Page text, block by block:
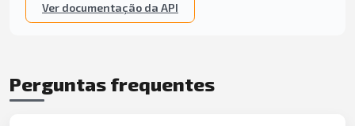
Ver documentação da API
Perguntas frequentes